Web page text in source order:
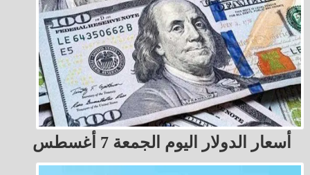
أسعار الدولار اليوم الجمعة 7 أغسطس